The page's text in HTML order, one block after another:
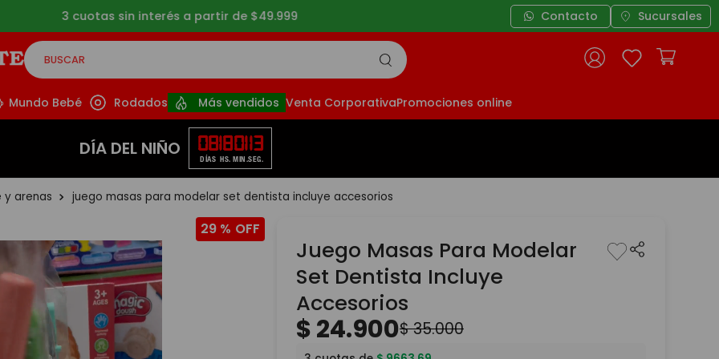
3 cuotas sin interés a partir de $49.999 Contacto Sucursales
BUSCAR
Mundo Bebé Rodados Más vendidos Venta CorporativaPromociones online
DÍA DEL NIÑO 08
DÍAS
18
HS.
01
MIN.
12
SEG.
y arenas juego masas para modelar set dentista incluye accesorios
29 %
Juego Masas Para Modelar
Set Dentista Incluye
Accesorios
$24.900$35.000